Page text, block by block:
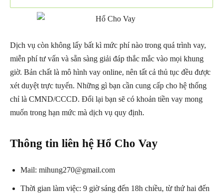
Dịch vụ còn không lấy bất kì mức phí nào trong quá trình vay,
miễn phí tư vấn và sẵn sàng giải đáp thắc mắc vào mọi khung
giờ. Bản chất là mô hình vay online, nên tất cả thủ tục đều được
xét duyệt trực tuyến. Những gì bạn cần cung cấp cho hệ thống
chỉ là CMND/CCCD. Đổi lại bạn sẽ có khoản tiền vay mong
muốn trong hạn mức mà dịch vụ quy định.
Thông tin liên hệ Hổ Cho Vay
Mail: mihung270@gmail.com
Thời gian làm việc: 9 giờ sáng đến 18h chiều, từ thứ hai đến